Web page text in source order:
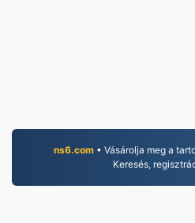
ns6.com • Vásárolja meg a
Keresés,